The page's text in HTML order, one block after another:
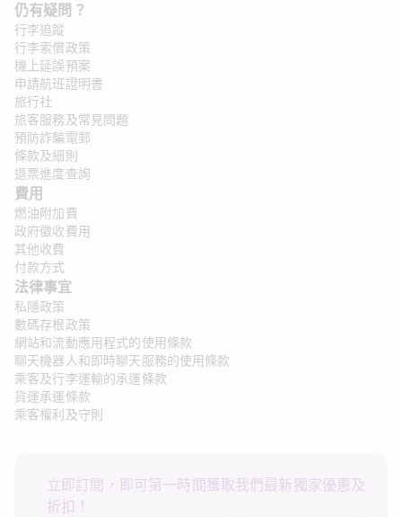
仍有疑問？
行李追蹤
行李索償政策
機上延誤預案
申請航班證明書
旅行社
旅客服務及常見問題
預防詐騙電郵
條款及細則
退票進度查詢
費用
燃油附加費
政府徵收費用
其他收費
付款方式
法律事宜
私隱政策
數碼存根政策
網站和流動應用程式的使用條款
聊天機器人和即時聊天服務的使用條款
乘客及行李運輸的承運條款
貨運承運條款
乘客權利及守則
立即訂閱，即可第一時間獲取我們最新獨家優惠及
折扣！